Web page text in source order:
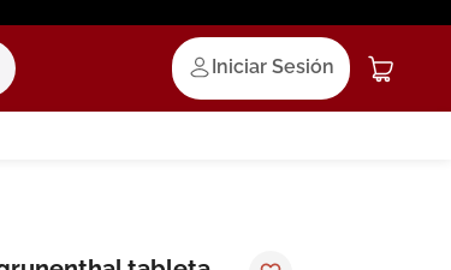
Iniciar Sesión